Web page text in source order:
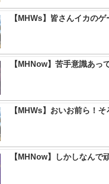
【MHWs】皆さんイカの
【MHNow】苦手意識あっ
【MHWs】おいお前ら！
【MHNow】しかしなんで